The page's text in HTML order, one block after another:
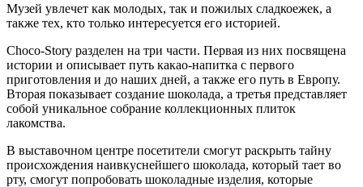
Музей увлечет как молодых, так и пожилых сладкоежек, а
также тех, кто только интересуется его историей.
Choco-Story разделен на три части. Первая из них посвящена
истории и описывает путь какао-напитка с первого
приготовления и до наших дней, а также его путь в Европу.
Вторая показывает создание шоколада, а третья представляет
собой уникальное собрание коллекционных плиток
лакомства.
В выставочном центре посетители смогут раскрыть тайну
происхождения наивкуснейшего шоколада, который тает во
рту, смогут попробовать шоколадные изделия, которые